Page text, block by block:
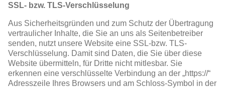
SSL- bzw. TLS-Verschlüsselung
Aus Sicherheitsgründen und zum Schutz der Übertragung
vertraulicher Inhalte, die Sie an uns als Seitenbetreiber
senden, nutzt unsere Website eine SSL-bzw. TLS-
Verschlüsselung. Damit sind Daten, die Sie über diese
Website übermitteln, für Dritte nicht mitlesbar. Sie
erkennen eine verschlüsselte Verbindung an der „https://“
Adresszeile Ihres Browsers und am Schloss-Symbol in der